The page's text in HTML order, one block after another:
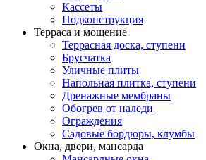
Кассеты
Подконструкция
Терраса и мощение
Террасная доска, ступени
Брусчатка
Уличные плиты
Напольная плитка, ступени
Дренажные мембраны
Обогрев от наледи
Ограждения
Садовые бордюры, клумбы
Окна, двери, мансарда